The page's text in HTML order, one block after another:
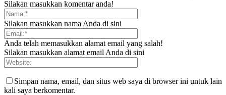
Silakan masukkan komentar anda!
Silakan masukkan nama Anda di sini
Anda telah memasukkan alamat email yang salah!
Silakan masukkan alamat email Anda di sini
Simpan nama, email, dan situs web saya di browser ini untuk lain
kali saya berkomentar.